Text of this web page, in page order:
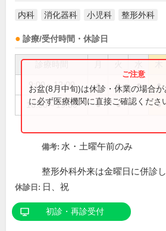
内科 消化器科 小児科 整形外科
診療/受付時間・休診日
9:00～12:00 ● ● ● ●
16:00～19:00 ● ● ●
お盆(8月中旬)は休診・休業の場合
に必ず医療機関に直接ご確認くださ
備考: 水・土曜午前のみ
整形外科外来は金曜日に併診し
休診日: 日、祝
初診・再診受付